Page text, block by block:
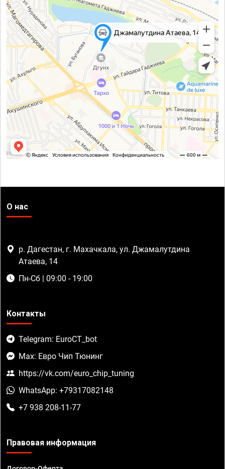
О нас
р. Дагестан, г. Махачкала, ул. Джамалутдина
Атаева, 14
Пн-Сб | 09:00 - 19:00
Контакты
Telegram: EuroCT_bot
Max: Евро Чип Тюнинг
https://vk.com/euro_chip_tuning
WhatsApp: +79317082148
+7 938 208-11-77
Правовая информация